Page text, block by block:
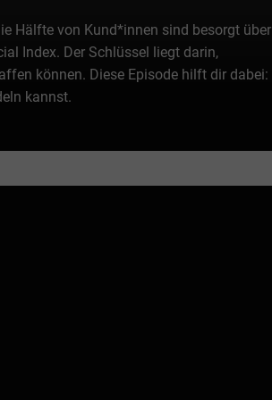
Hälfte von Kund*innen sind besorgt über
Index. Der Schlüssel liegt darin,
können. Diese Episode hilft dir dabei:
kannst.